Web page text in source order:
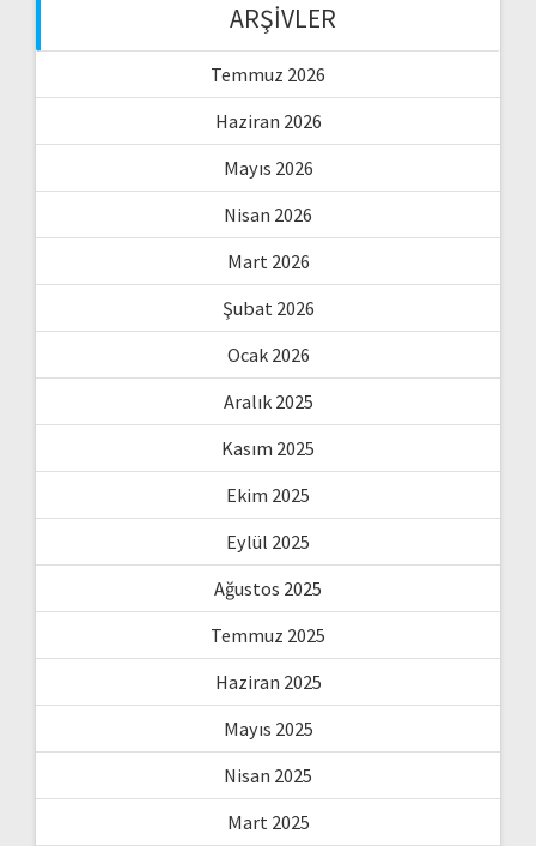
ARŞIVLER
Temmuz 2026
Haziran 2026
Mayıs 2026
Nisan 2026
Mart 2026
Şubat 2026
Ocak 2026
Aralık 2025
Kasım 2025
Ekim 2025
Eylül 2025
Ağustos 2025
Temmuz 2025
Haziran 2025
Mayıs 2025
Nisan 2025
Mart 2025